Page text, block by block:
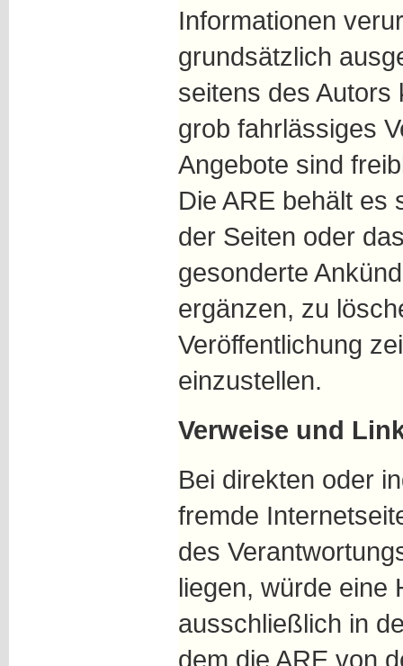
Informationen
grundsätzlich
seitens des
grob fahrlässiges
Angebote sind
Die ARE behält es
der Seiten oder
gesonderte
ergänzen, zu
Veröffentlichung
einzustellen.
Verweise und
Bei direkten oder
fremde
des
liegen, würde eine
ausschließlich in
dem die ARE von